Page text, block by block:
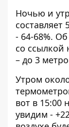
Ночью и
составляет
- 64-68%.
со ссылкой
– до 3
Утром
вот в 15:00
увидим -